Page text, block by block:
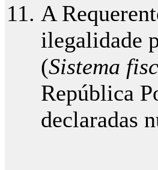
A
ilegalidade
(Sistema
República
declaradas